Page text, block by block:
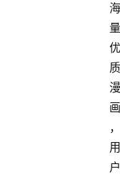
海
量
优
质
漫
画
，
用
户